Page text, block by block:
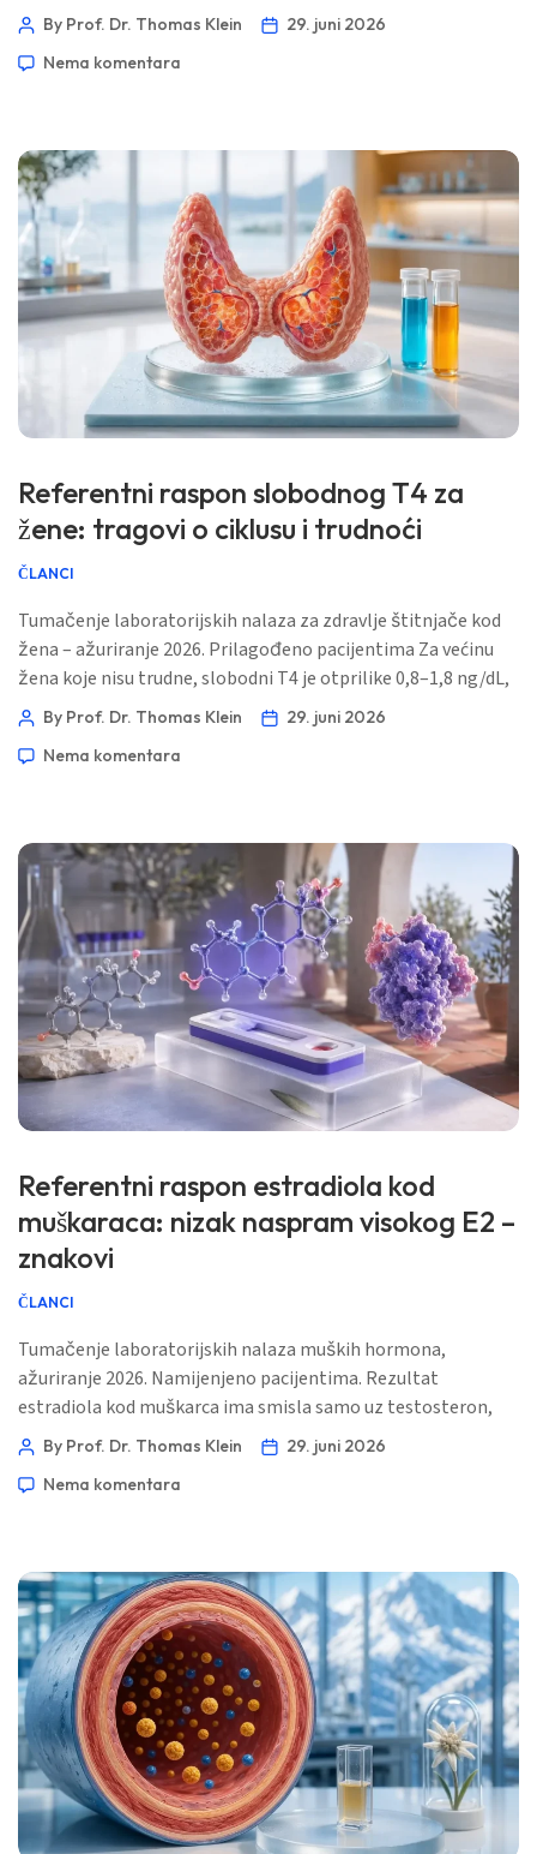
znate da C-peptid mjeri vašu gušteraču, a ne vašu olovku za
2026 🩺 Medicinski pregledano: 29. juni 2026 ✅ Zasnovano
By Prof. Dr. Thomas Klein
29. juni 2026
Nema komentara
Referentni raspon slobodnog T4 za
žene: tragovi o ciklusu i trudnoći
ČLANCI
Tumačenje laboratorijskih nalaza za zdravlje štitnjače kod
žena – ažuriranje 2026. Prilagođeno pacijentima Za većinu
žena koje nisu trudne, slobodni T4 je otprilike 0,8–1,8 ng/dL,
odnosno 10–23 pmol/L, ali se ispravno tumačenje mijenja
vremenu nakon poroda, antitijelima na štitnjaču i testu
By Prof. Dr. Thomas Klein
29. juni 2026
Nema komentara
Referentni raspon estradiola kod
muškaraca: nizak naspram visokog E2 –
znakovi
ČLANCI
Tumačenje laboratorijskih nalaza muških hormona,
ažuriranje 2026. Namijenjeno pacijentima. Rezultat
estradiola kod muškarca ima smisla samo uz testosteron,
SHBG, tjelesnu masnoću, jetrene markere, anamnezu
automatski nalog za liječenje. 📖 ~12 minuta 📅 29. lipnja
By Prof. Dr. Thomas Klein
29. juni 2026
Nema komentara